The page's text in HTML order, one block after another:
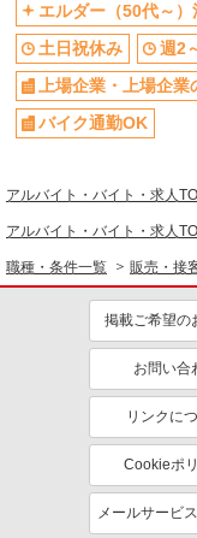
土日祝休み
上場企業・上場企業のグ
社
扶養内勤務OK
社員登用あり
エルダー（50代～）
土日祝休み
週2
上場企業・上場企
バイク通勤OK
アルバイト・バイト・求人
アルバイト・バイト・求人
職種・条件一覧 販売・接
掲載ご希望の
お問い合
リンクに
Cookieポ
メールサービ